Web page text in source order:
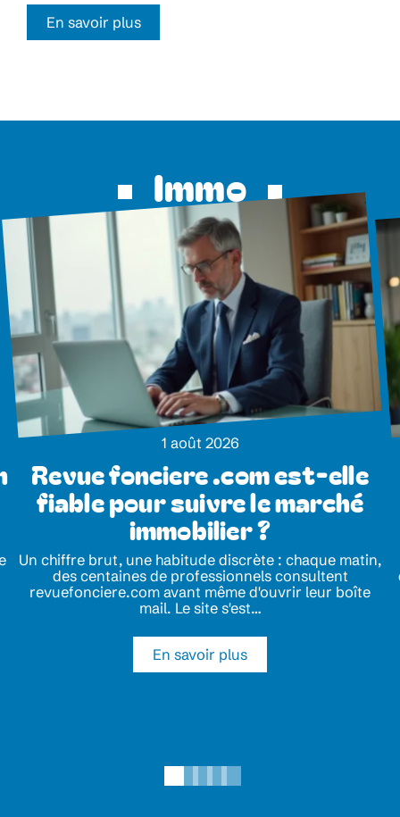
En savoir plus
Immo
1 août 2026
Revue fonciere .com est-elle
fiable pour suivre le marché
immobilier ?
Un chiffre brut, une habitude discrète : chaque matin,
des centaines de professionnels consultent
revuefonciere.com avant même d'ouvrir leur boîte
mail. Le site s'est…
En savoir plus